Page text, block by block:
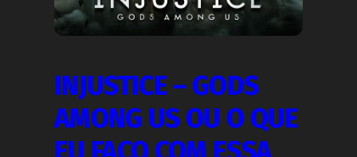
INJUSTICE – GODS
AMONG US OU O QUE